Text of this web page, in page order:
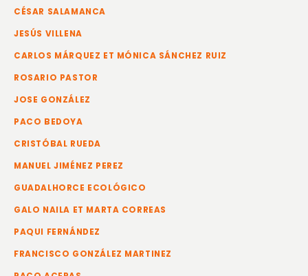
CÉSAR SALAMANCA
JESÚS VILLENA
CARLOS MÁRQUEZ ET MÓNICA SÁNCHEZ RUIZ
ROSARIO PASTOR
JOSE GONZÁLEZ
PACO BEDOYA
CRISTÓBAL RUEDA
MANUEL JIMÉNEZ PEREZ
GUADALHORCE ECOLÓGICO
GALO NAILA ET MARTA CORREAS
PAQUI FERNÁNDEZ
FRANCISCO GONZÁLEZ MARTINEZ